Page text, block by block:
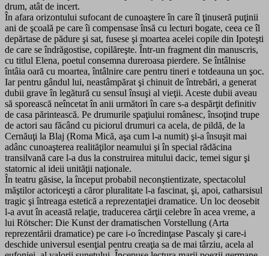
drum, atât de incert.
În afara orizontului sufocant de cunoaştere în care îl ţinuseră puţinii
ani de şcoală pe care îi compensase însă cu lecturi bogate, ceea ce îl
depărtase de pădure şi sat, fusese şi moartea acelei copile din Ipoteşti
de care se îndrăgostise, copilăreşte. Într-un fragment din manuscris,
cu titlul Elena, poetul consemna dureroasa pierdere. Se întâlnise
întâia oară cu moartea, întâlnire care pentru tineri e totdeauna un şoc.
Iar pentru gândul lui, neastâmpărat şi chinuit de întrebări, a generat
dubii grave în legătură cu sensul însuşi al vieţii. Aceste dubii aveau
să sporească neîncetat în anii următori în care s-a despărţit definitiv
de casa părintească. Pe drumurile spaţiului românesc, însoţind trupe
de actori sau făcând cu piciorul drumuri ca acela, de pildă, de la
Cernăuţi la Blaj (Roma Mică, aşa cum l-a numit) şi-a însuşit mai
adânc cunoaşterea realităţilor neamului şi în special rădăcina
transilvană care l-a dus la construirea mitului dacic, temei sigur şi
statornic al ideii unităţii naţionale.
În teatru găsise, la început probabil neconştientizate, spectacolul
măştilor actoriceşti a căror pluralitate l-a fascinat, şi, apoi, catharsisul
tragic şi întreaga estetică a reprezentaţiei dramatice. Un loc deosebit
l-a avut în această relaţie, traducerea cărţii celebre în acea vreme, a
lui Rötscher: Die Kunst der dramatischen Vorstellung (Arta
reprezentării dramatice) pe care i-o încredinţase Pascaly şi care-i
deschide universul esenţial pentru creaţia sa de mai târziu, acela al